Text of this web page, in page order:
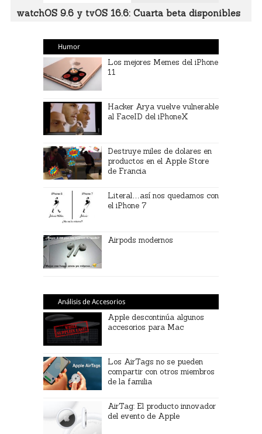
watchOS 9.6 y tvOS 16.6: Cuarta beta disponibles
Humor
Los mejores Memes del iPhone
11
Hacker Arya vuelve vulnerable
al FaceID del iPhoneX
Destruye miles de dolares en
productos en el Apple Store
de Francia
Literal…así nos quedamos con
el iPhone 7
Airpods modernos
Análisis de Accesorios
Apple descontinúa algunos
accesorios para Mac
Los AirTags no se pueden
compartir con otros miembros
de la familia
AirTag: El producto innovador
del evento de Apple